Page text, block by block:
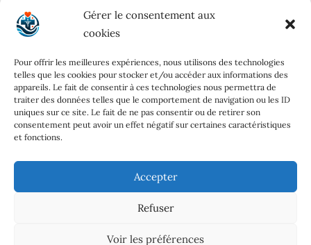
Gérer le consentement aux
cookies
Pour offrir les meilleures expériences, nous utilisons des technologies
telles que les cookies pour stocker et/ou accéder aux informations des
appareils. Le fait de consentir à ces technologies nous permettra de
traiter des données telles que le comportement de navigation ou les ID
uniques sur ce site. Le fait de ne pas consentir ou de retirer son
consentement peut avoir un effet négatif sur certaines caractéristiques
et fonctions.
Accepter
Refuser
Voir les préférences
quotidien ?
Les meilleures plantes pour lutter contre le stress
et l’anxiété
Régime cétogène : principes, variantes et conseils
pratiques
Mentions
À propos
Mentions légales
Politique de confidentialité
Contact